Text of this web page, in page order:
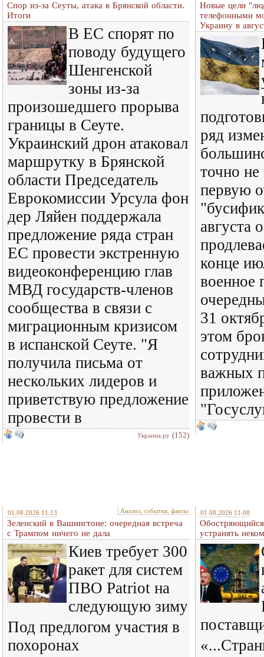
Спор из-за Сеуты, атака в Брянской области.
Итоги
В ЕС спорят по
поводу будущего
Шенгенской
зоны из-за
произошедшего прорыва
границы в Сеуте.
Украинский дрон атаковал
маршрутку в Брянской
области Председатель
Еврокомиссии Урсула фон
дер Ляйен поддержала
предложение ряда стран
ЕС провести экстренную
видеоконференцию глав
МВД государств-членов
сообщества в связи с
миграционным кризисом
в испанской Сеуте. "Я
получила письма от
нескольких лидеров и
приветствую предложение
провести в
Украина.ру (152)
Новые цели
телефонными
Украину в
ряд
точно не
первую
августа
конце
военное
31
этом
важных
01.08.2026 11:13 Анализ, события, факты
Зеленский в Вашингтоне: очередная встреча
c Трампом ничего не дала
Киев требует 300
ракет для систем
ПВО Patriot на
следующую зиму
Под предлогом участия в
похоронах
01.08.2026 11:08
устранять